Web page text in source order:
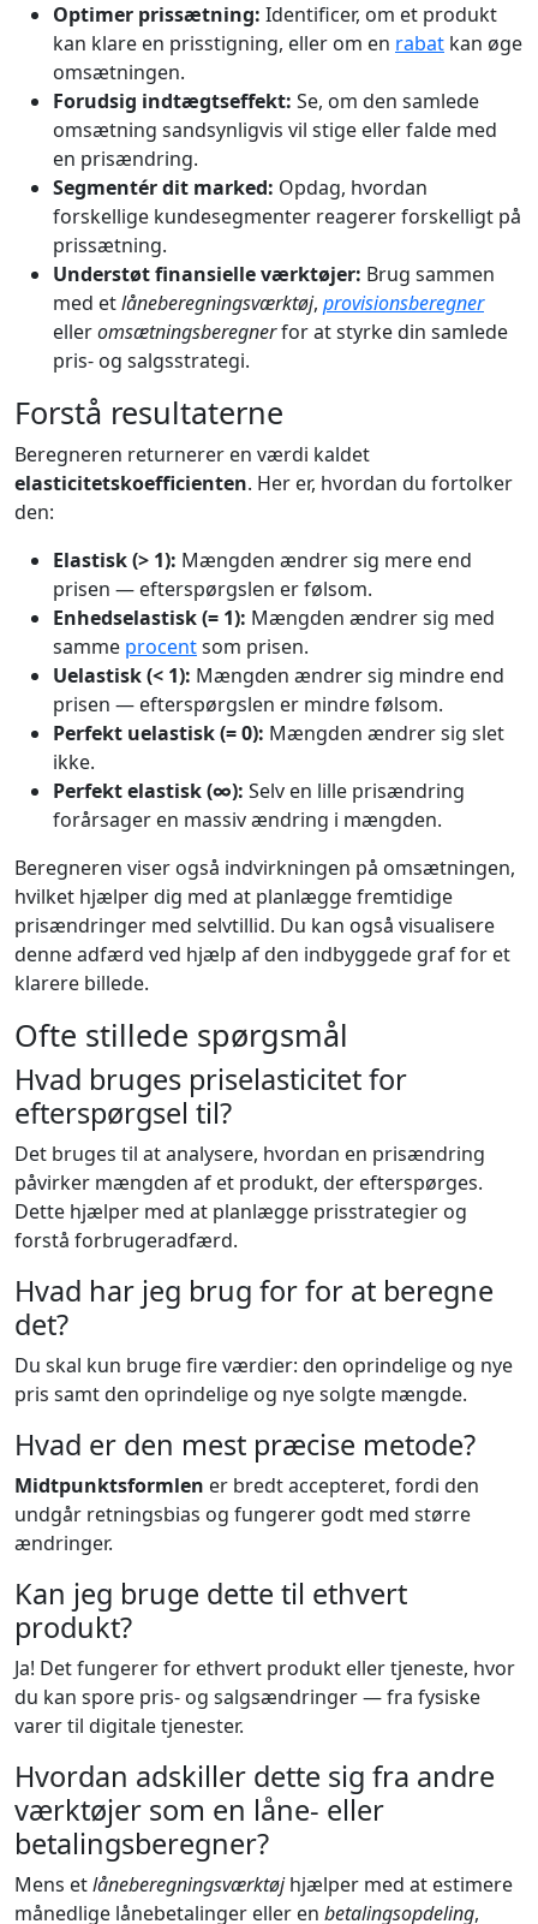
Optimer prissætning: Identificer, om et produkt
kan klare en prisstigning, eller om en rabat kan øge
omsætningen.
Forudsig indtægtseffekt: Se, om den samlede
omsætning sandsynligvis vil stige eller falde med
en prisændring.
Segmentér dit marked: Opdag, hvordan
forskellige kundesegmenter reagerer forskelligt på
prissætning.
Understøt finansielle værktøjer: Brug sammen
med etlåneberegningsværktøj, provisionsberegner
elleromsætningsberegnerfor at styrke din samlede
pris- og salgsstrategi.
Forstå resultaterne
Beregneren returnerer en værdi kaldet
elasticitetskoefficienten. Her er, hvordan du fortolker
den:
Elastisk (> 1): Mængden ændrer sig mere end
prisen — efterspørgslen er følsom.
Enhedselastisk (= 1): Mængden ændrer sig med
samme procentsom prisen.
Uelastisk (< 1): Mængden ændrer sig mindre end
prisen — efterspørgslen er mindre følsom.
Perfekt uelastisk (= 0): Mængden ændrer sig slet
ikke.
Perfekt elastisk (∞): Selv en lille prisændring
forårsager en massiv ændring i mængden.
Beregneren viser også indvirkningen på omsætningen,
hvilket hjælper dig med at planlægge fremtidige
prisændringer med selvtillid. Du kan også visualisere
denne adfærd ved hjælp af den indbyggede graf for et
klarere billede.
Ofte stillede spørgsmål
Hvad bruges priselasticitet for
efterspørgsel til?
Det bruges til at analysere, hvordan en prisændring
påvirker mængden af et produkt, der efterspørges.
Dette hjælper med at planlægge prisstrategier og
forstå forbrugeradfærd.
Hvad har jeg brug for for at beregne
det?
Du skal kun bruge fire værdier: den oprindelige og nye
pris samt den oprindelige og nye solgte mængde.
Hvad er den mest præcise metode?
Midtpunktsformlen er bredt accepteret, fordi den
undgår retningsbias og fungerer godt med større
ændringer.
Kan jeg bruge dette til ethvert
produkt?
Ja! Det fungerer for ethvert produkt eller tjeneste, hvor
du kan spore pris- og salgsændringer — fra fysiske
varer til digitale tjenester.
Hvordan adskiller dette sig fra andre
værktøjer som en låne- eller
betalingsberegner?
Mens etlåneberegningsværktøjhjælper med at estimere
månedlige lånebetalinger eller en betalingsopdeling,